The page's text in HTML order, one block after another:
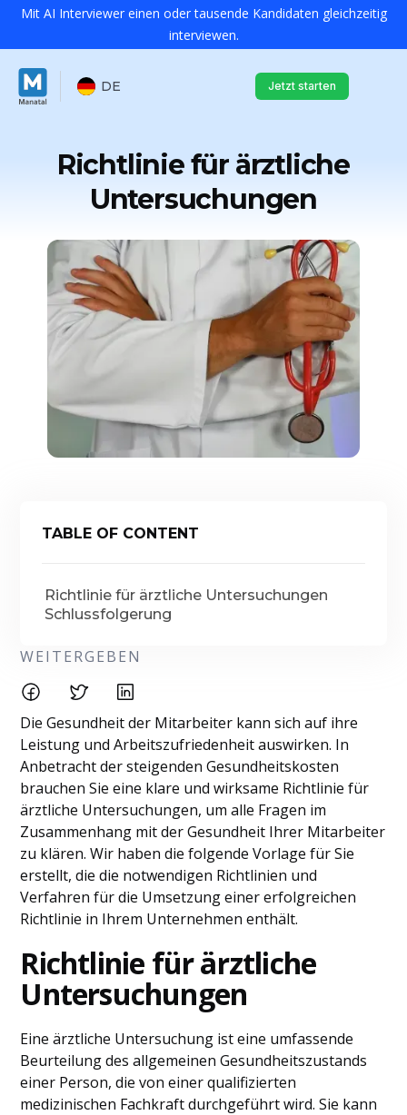
Mit AI Interviewer einen oder tausende Kandidaten gleichzeitig
interviewen.
DE Jetzt starten
Richtlinie für ärztliche
Untersuchungen
TABLE OF CONTENT
Richtlinie für ärztliche Untersuchungen
Schlussfolgerung
WEITERGEBEN
Die Gesundheit der Mitarbeiter kann sich auf ihre
Leistung und Arbeitszufriedenheit auswirken. In
Anbetracht der steigenden Gesundheitskosten
brauchen Sie eine klare und wirksame Richtlinie für
ärztliche Untersuchungen, um alle Fragen im
Zusammenhang mit der Gesundheit Ihrer Mitarbeiter
zu klären. Wir haben die folgende Vorlage für Sie
erstellt, die die notwendigen Richtlinien und
Verfahren für die Umsetzung einer erfolgreichen
Richtlinie in Ihrem Unternehmen enthält.
Richtlinie für ärztliche
Untersuchungen
Eine ärztliche Untersuchung ist eine umfassende
Beurteilung des allgemeinen Gesundheitszustands
einer Person, die von einer qualifizierten
medizinischen Fachkraft durchgeführt wird. Sie kann